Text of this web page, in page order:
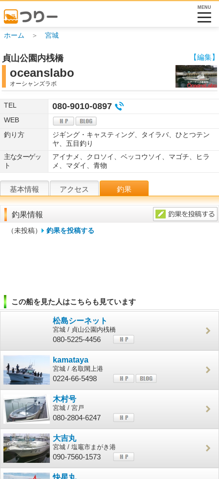
MENU
ホーム ＞ 宮城
【編集】
貞山公園内桟橋
oceanslabo
オーシャンズラボ
TEL 080-9010-0897
WEB
釣り方
ジギング・キャスティング、タイラバ、ひとつテン
ヤ、五目釣り
主なターゲッ
ト
アイナメ、クロソイ、ベッコウソイ、マゴチ、ヒラ
メ、マダイ、青物
基本情報 アクセス 釣果
釣果情報
（未投稿） 釣果を投稿する
この船を見た人はこちらも見ています
松島シーネット
宮城 / 貞山公園内桟橋
080-5225-4456
kamataya
宮城 / 名取閖上港
0224-66-5498
木村号
宮城 / 宮戸
080-2804-6247
大吉丸
宮城 / 塩竈市まがき港
090-7560-1573
快星丸